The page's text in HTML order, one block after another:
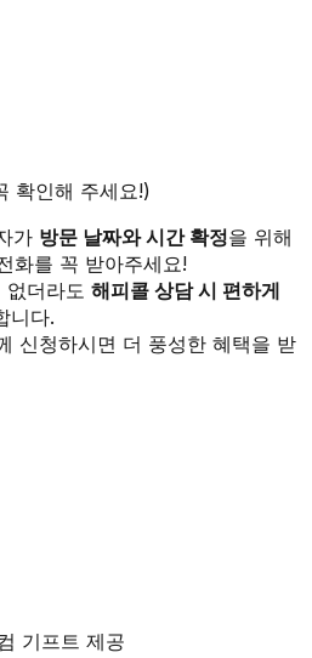
확인해 주세요!)
가 방문 날짜와 시간 확정을 위해
화를 꼭 받아주세요!
더라도 해피콜 상담 시 편하게
니다.
신청하시면 더 풍성한 혜택을 받
기프트 제공